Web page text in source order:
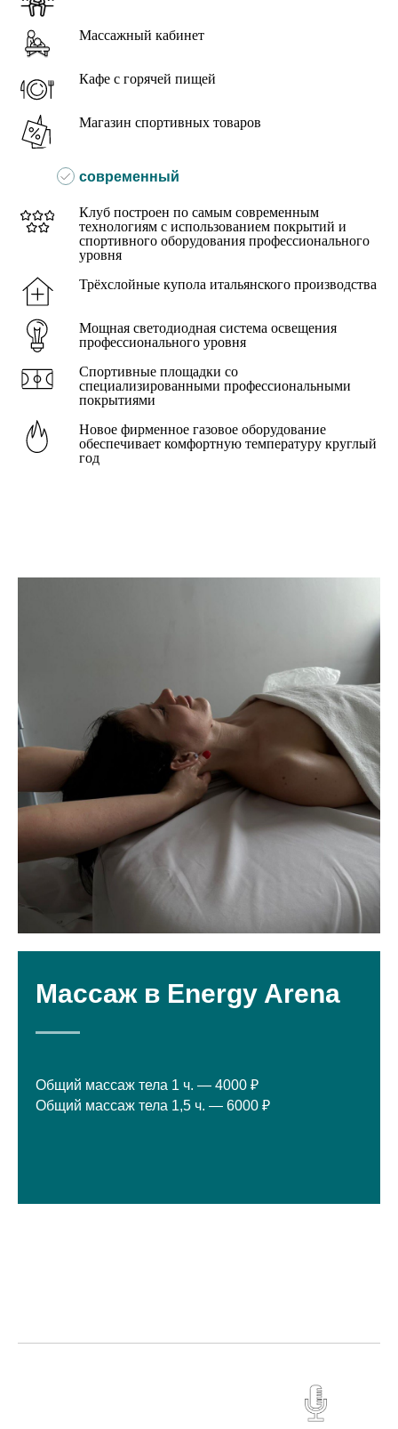
Массажный кабинет
Кафе с горячей пищей
Магазин спортивных товаров
современный
Клуб построен по самым современным
технологиям с использованием покрытий и
спортивного оборудования профессионального
уровня
Трёхслойные купола итальянского производства
Мощная светодиодная система освещения
профессионального уровня
Спортивные площадки со
специализированными профессиональными
покрытиями
Новое фирменное газовое оборудование
обеспечивает комфортную температуру круглый
год
Массаж в Energy Arena
Общий массаж тела 1 ч. — 4000 ₽
Общий массаж тела 1,5 ч. — 6000 ₽